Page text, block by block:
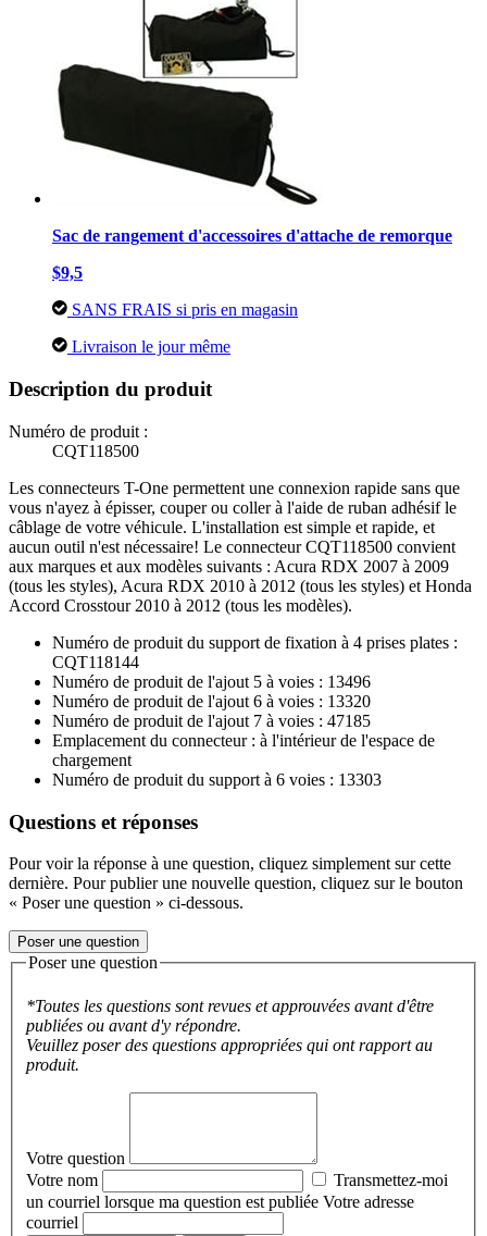
Sac de rangement d'accessoires d'attache de remorque
$9,5
SANS FRAIS si pris en magasin
Livraison le jour même
Description du produit
Numéro de produit :
CQT118500
Les connecteurs T-One permettent une connexion rapide sans que
vous n'ayez à épisser, couper ou coller à l'aide de ruban adhésif le
câblage de votre véhicule. L'installation est simple et rapide, et
aucun outil n'est nécessaire! Le connecteur CQT118500 convient
aux marques et aux modèles suivants : Acura RDX 2007 à 2009
(tous les styles), Acura RDX 2010 à 2012 (tous les styles) et Honda
Accord Crosstour 2010 à 2012 (tous les modèles).
Numéro de produit du support de fixation à 4 prises plates :
CQT118144
Numéro de produit de l'ajout 5 à voies : 13496
Numéro de produit de l'ajout 6 à voies : 13320
Numéro de produit de l'ajout 7 à voies : 47185
Emplacement du connecteur : à l'intérieur de l'espace de
chargement
Numéro de produit du support à 6 voies : 13303
Questions et réponses
Pour voir la réponse à une question, cliquez simplement sur cette
dernière. Pour publier une nouvelle question, cliquez sur le bouton
« Poser une question » ci-dessous.
Poser une question
Poser une question
*Toutes les questions sont revues et approuvées avant d'être
publiées ou avant d'y répondre.
Veuillez poser des questions appropriées qui ont rapport au
produit.
Votre question
Votre nom
Transmettez-moi
un courriel lorsque ma question est publiée Votre adresse
courriel